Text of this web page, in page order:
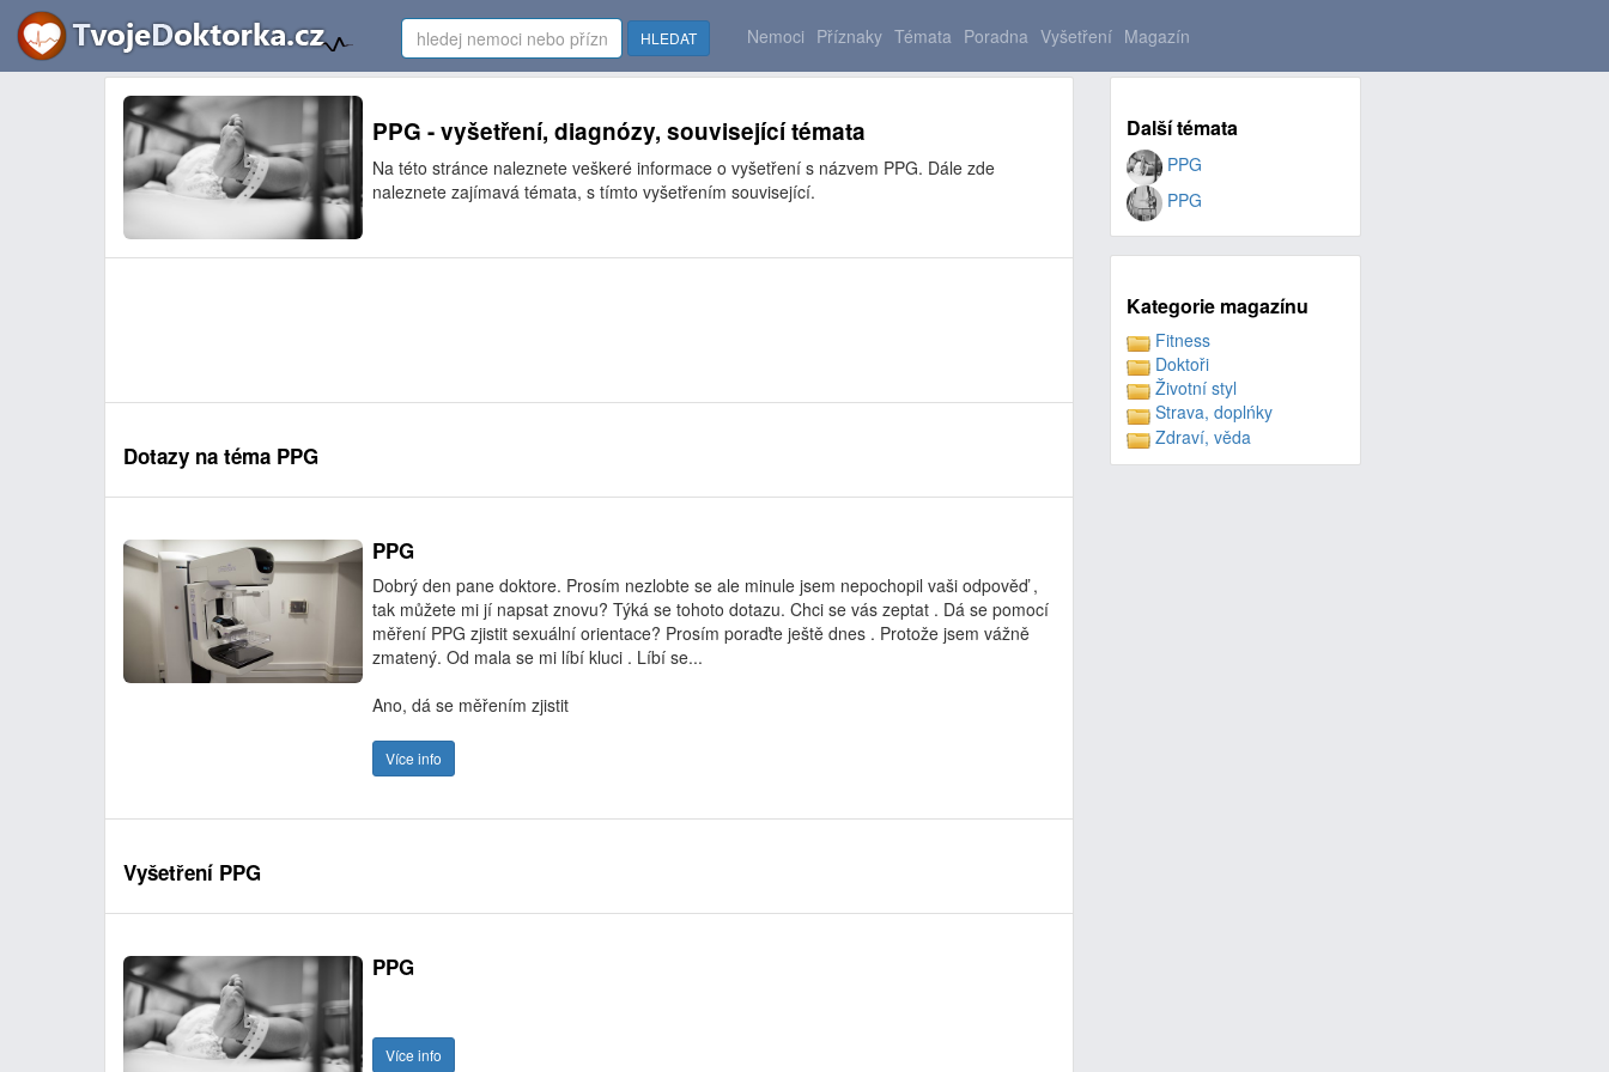
HLEDAT Nemoci Příznaky Témata Poradna Vyšetření Magazín
PPG - vyšetření, diagnózy, související témata
Na této stránce naleznete veškeré informace o vyšetření s názvem PPG. Dále zde
naleznete zajímavá témata, s tímto vyšetřením související.
Dotazy na téma PPG
PPG
Dobrý den pane doktore. Prosím nezlobte se ale minule jsem nepochopil vaši odpověď ,
tak můžete mi jí napsat znovu? Týká se tohoto dotazu. Chci se vás zeptat . Dá se pomocí
měření PPG zjistit sexuální orientace? Prosím poraďte ještě dnes . Protože jsem vážně
zmatený. Od mala se mi líbí kluci . Líbí se...
Ano, dá se měřením zjistit
Více info
Vyšetření PPG
PPG
Více info
Další témata
PPG
PPG
Kategorie magazínu
Fitness
Doktoři
Životní styl
Strava, doplńky
Zdraví, věda